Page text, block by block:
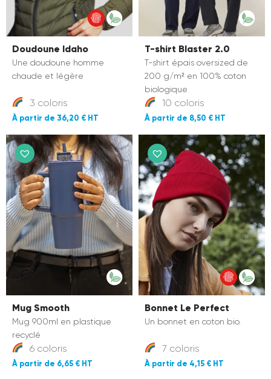
Doudoune Idaho
Une doudoune homme
chaude et légère
3 coloris
36,20 €
T-shirt Blaster 2.0
T-shirt épais oversized de
200 g/m² en 100% coton
biologique
10 coloris
8,50 €
Mug Smooth
Mug 900ml en plastique
recyclé
6 coloris
6,65 €
Bonnet Le Perfect
Un bonnet en coton bio.
7 coloris
4,15 €